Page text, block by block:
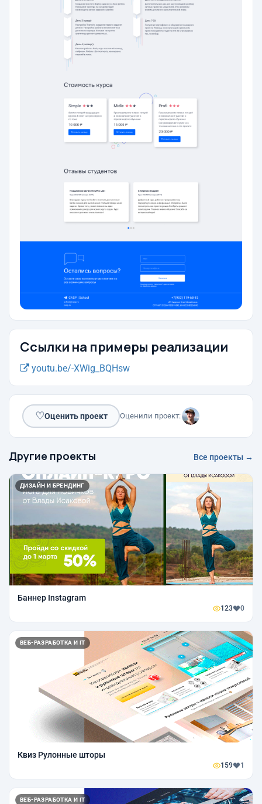
Ссылки на примеры реализации
youtu.be/-XWig_BQHsw
♡Оценить проект Оценили проект:
Другие проекты Все проекты →
ДИЗАЙН И БРЕНДИНГ
Баннер Instagram
123 0
ВЕБ-РАЗРАБОТКА И IT
Квиз Рулонные шторы
159 1
ВЕБ-РАЗРАБОТКА И IT